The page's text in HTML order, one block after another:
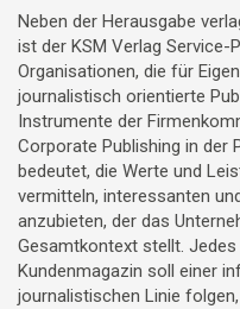
Neben der Herausgabe
ist der KSM Verlag Service-
Organisationen, die für
journalistisch orientierte
Instrumente der
Corporate Publishing in der
bedeutet, die Werte und
vermitteln, interessanten
anzubieten, der das
Gesamtkontext stellt.
Kundenmagazin soll einer
journalistischen Linie